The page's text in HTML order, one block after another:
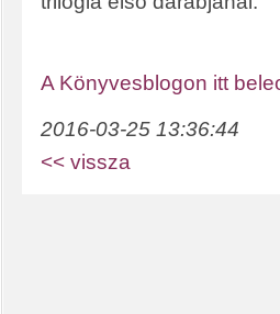
A Könyvesblogon itt
2016-03-25 13:36:44
<< vissza